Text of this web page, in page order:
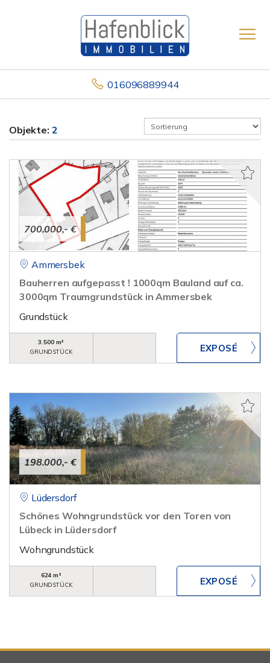
016096889944
Objekte: 2
700.000,- €
Ammersbek
Bauherren aufgepasst ! 1000qm Bauland auf ca.
3000qm Traumgrundstück in Ammersbek
Grundstück
3.500 m²
GRUNDSTÜCK
198.000,- €
Lüdersdorf
Schönes Wohngrundstück vor den Toren von
Lübeck in Lüdersdorf
Wohngrundstück
624 m²
GRUNDSTÜCK